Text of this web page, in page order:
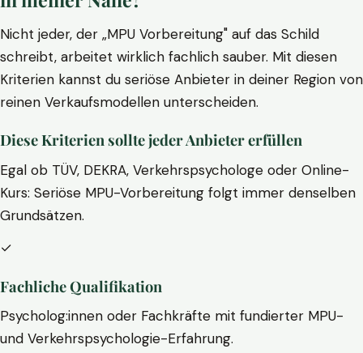
Nicht jeder, der „MPU Vorbereitung" auf das Schild
schreibt, arbeitet wirklich fachlich sauber. Mit diesen
Kriterien kannst du seriöse Anbieter in deiner Region von
reinen Verkaufsmodellen unterscheiden.
Diese Kriterien sollte jeder Anbieter erfüllen
Egal ob TÜV, DEKRA, Verkehrspsychologe oder Online-
Kurs: Seriöse MPU-Vorbereitung folgt immer denselben
Grundsätzen.
✓
Fachliche Qualifikation
Psycholog:innen oder Fachkräfte mit fundierter MPU-
und Verkehrspsychologie-Erfahrung.